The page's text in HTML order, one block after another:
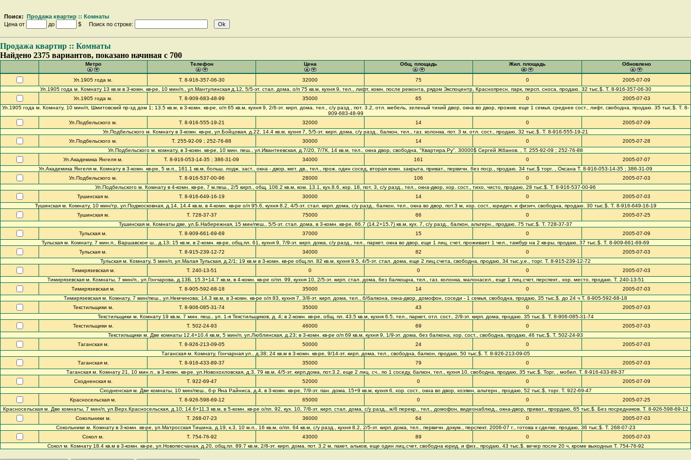
Поиск: Продажа квартир :: Комнаты
Цена от
до $ Поиск по строке:
Продажа квартир :: Комнаты
Найдено 2375 вариантов, показано начиная с 700
Метро Телефон Цена Общ. площадь Жил. площадь Обновлено
Ул.1905 года м. Т. 8-916-357-06-30 32000 75 0
2005-07-09
Ул.1905 года м. Комнату 13 кв.м в 3-комн. кв-ре, 10 мин/п., ул.Мантулинская д.12, 5/5-эт. стал. дома, о/п 75 кв.м, кухня 9, тел., лифт, комн. после ремонта, рядом Экспоцентр, Краснопресн. парк, персп. сноса, продаю. 32 тыс.$. Т. 8-916-357-06-30
Ул.1905 года м.
Т. 8-909-683-48-99 35000 65 0
2005-07-03
Ул.1905 года м. Комнату, 10 мин/п, Шмитовский пр-зд дом 1; 13.5 кв.м, в 3-комн. кв-ре, о/п 65 кв.м, кухня 9, 2/6-эт. кирп. дома, тел., с/у разд., пот. 3.2, отл. мебель, зеленый тихий двор, окна во двор, прожив. еще 1 семья, среднее сост., лифт, свободна, продаю. 35 тыс.$. Т. 8-
909-683-48-99
Ул.Подбельского м.
Т. 8-916-555-19-21 32000 14 0
2005-07-09
Ул.Подбельского м. Комнату в 3-комн. кв-ре, ул.Бойцовая, д.22, 14.4 кв.м, кухня 7, 5/5-эт. кирп. дома, с/у разд., балкон, тел., газ. колонка, пот. 3 м, отл. сост., продаю, 32 тыс.$. Т. 8-916-555-19-21
Ул.Подбельского м.
Т. 255-92-09 ; 252-76-88 30000 14 0
2005-07-28
Ул.Подбельского м. комнату, в 3-комн. кв-ре, 10 мин. пеш., ул.Ивантеевская, д.7/20, 7/7К, 14 кв.м, тел., окна двор, свободна, "Квартира.Ру". 30000$ Сергей Жбанов. , Т. 255-92-09 ; 252-76-88
Ул.Академика Янгеля м.
Т. 8-916-053-14-35 ; 386-31-09 34000 161 0
2005-07-07
Ул.Академика Янгеля м. Комнату в 3-комн. кв-ре, 5 м.п., 161.1 кв.м, больш. лодж. заст., окна - двор, мет. дв., тел., прож. один сосед, вторая комн. закрыта, приват., первичн. без поср., продаю. 34 тыс.$ торг. , Оксана Т. 8-916-053-14-35 ; 386-31-09
Ул.Подбельского м.
Т. 8-916-537-00-96 28000 106 0
2005-07-03
Ул.Подбельского м. Комнату в 4-комн. кв-ре, 7 м.пеш., 2/5 кирп., общ. 106.2 кв.м, ком. 13.1, кух.8.6, кор. 18, пот. 3, с/у разд., тел., окна-двор, хор. сост., тихо, чисто, продаю, 28 тыс.$. Т. 8-916-537-00-96
Тушинская м.
Т. 8-916-649-16-19 30000 14 0
2005-07-03
Тушинская м. Комнату, 10 мин/тр, ул.Подмосковная, д.14, 14.4 кв.м, в 4-комн. кв-ре о/п 95.6, кухня 8.2, 4/5-эт. стал. кирп. дома, с/у разд., балкон, тел., окна во двор, пот.3 м, хор. сост., юридич. и физич. свободна, продаю. 30 тыс.$. Т. 8-916-649-16-19
Тушинская м.
Т. 728-37-37 75000 66 0
2005-07-25
Тушинская м. Комнаты две, ул.Б.Набережная, 15 мин/пеш., 5/5-эт. стал. дома, в 3-комн. кв-ре, 66.7 (14.2+15.7) кв.м, кух. 7, с/у разд., балкон, альтерн., продаю, 75 тыс.$. Т. 728-37-37
Тульская м.
Т. 8-909-661-69-69 37000 15 0
2005-07-09
Тульская м. Комнату, 7 мин.п., Варшавское ш., д.13; 15 кв.м, в 2-комн. кв-ре, общ.пл. 61, кухня 9, 7/9-эт. кирп. дома, с/у разд., тел., паркет, окна во двор, еще 1 лиц. счет, проживает 1 чел., тамбур на 2 кв-ры, продаю, 37 тыс.$. Т. 8-909-661-69-69
Тульская м.
Т. 8-915-239-12-72 34000 82 0
2005-07-03
Тульская м. Комнату, 5 мин/п, ул.Малая Тульская, д.2/1; 19 кв.м в 3-комн. кв-ре общ.пл. 82 кв.м, кухня 9.5, 4/5-эт. стал. дома, еще 2 лиц.счета, свободна, продаю, 34 тыс.у.е., торг. Т. 8-915-239-12-72
Тимирязевская м.
Т. 240-13-51 0 0 0
2005-07-03
Тимирязевская м. Комнаты, 7 мин/п., ул.Гончарова, д.13Б, 15.3+14.7 кв.м, в 4-комн. кв-ре о/пл. 99, кухня 10, 2/5-эт. кирп. стал. дома, без балкощна, тел., газ. колонка, малонасел., еще 1 лиц.счет, перспект., хор. место, продаю. Т. 240-13-51
Тимирязевская м.
Т. 8-905-592-68-18 35000 14 0
2005-07-03
Тимирязевская м. Комнату, 7 мин/пеш., ул.Немчинова; 14.3 кв.м, в 3-комн. кв-ре о/п 83, кухня 7, 3/8-эт. кирп. дома, тел., б/балкона, окна-двор, домофон, соседи - 1 семья, свободна, продаю, 35 тыс.$. до 24 ч Т. 8-905-592-68-18
Текстильщики м.
Т. 8-906-085-31-74 35000 43 0
2005-07-03
Текстильщики м. Комнату 19 кв.м, 7 мин. пеш., ул. 1-я Текстильщиков, д. 4; в 2-комн. кв-ре, общ. пл. 43.5 кв.м, кухня 6.5, тел., паркет, отл. сост., 2/9-эт. кирп. дома, продаю. 35 тыс.$. Т. 8-906-085-31-74
Текстильщики м.
Т. 502-24-93 46000 69 0
2005-07-03
Текстильщики м. Две комнаты 12.4+10.4 кв.м, 5 мин/п, ул.Люблинская, д.23; в 3-комн. кв-ре о/п 69 кв.м, кухня 9, 1/9-эт. дома, без балкона, хор. сост., свободна, продаю, 46 тыс.$. Т. 502-24-93
Таганская м.
Т. 8-926-213-09-05 50000 24 0
2005-07-03
Таганская м. Комнату, Гончарная ул., д.38; 24 кв.м в 3-комн. кв-ре, 9/14-эт. кирп. дома, тел., свободна, балкон, продаю, 50 тыс.$. Т. 8-926-213-09-05
Таганская м.
Т. 8-916-433-89-37 35000 79 0
2005-07-03
Таганская м. Комнату 21, 10 мин.п., в 3-комн. кв-ре, ул.Новохохловская, д.3, 79 кв.м, 4/5-эт. кирп.дома, пот.3.2, еще 2 лиц. сч., по 1 соседу, балкон, тел., кухня 10, свободна, продаю, 35 тыс.$. Торг. , мобил. Т. 8-916-433-89-37
Сходненская м.
Т. 922-69-47 52000 0 0
2005-07-09
Сходненская м. Две комнаты, 10 мин/пеш., б-р Яна Райниса, д.4, в 3-комн. кв-ре, 7/9-эт. пан. дома, 15+9 кв.м, кухня 6, хор. сост., окна во двор, хозяин, альтерн., продаю, 52 тыс.$, торг. Т. 922-69-47
Красносельская м.
Т. 8-926-598-69-12 65000 0 0
2005-07-25
Красносельская м. Две комнаты, 7 мин/п, ул.Верх.Красносельская, д.10; 14.6+11.3 кв.м, в 5-комн. кв-ре о/пл. 92, кух. 10, 7/8-эт. кирп. стал. дома, с/у разд., ж/б перекр., тел., домофон, видеонаблюд., окна-двор, приват., прордаю, 65 тыс.$. Без посредников. Т. 8-926-598-69-12
Сокольники м.
Т. 268-07-23 36000 64 0
2005-07-03
Сокольники м. Комнату в 3-комн. кв-ре, ул.Матросская Тишина, д.19, к.3, 10 м.п., 16 кв.м, о/пл. 64 кв.м, с/у разд., кухня 8.2, 2/5-эт. кирп. дома, тел., первичн. докум., перспект. 2006-07 г., готова к сделке, продаю, 36 тыс.$. Т. 268-07-23
Сокол м.
Т. 754-76-92 43000 89 0
2005-07-03
Сокол м. Комнату 18.4 кв.м в 3-комн. кв-ре, ул.Новопесчаная, д.20, общ.пл. 89.7 кв.м, 2/8-эт. кирп. дома, пот. 3.2 м, пакет, альков, еще один лиц.счет, свободна юрид. и физ., продаю, 43 тыс.$. вечер после 20 ч, кроме выходных Т. 754-76-92